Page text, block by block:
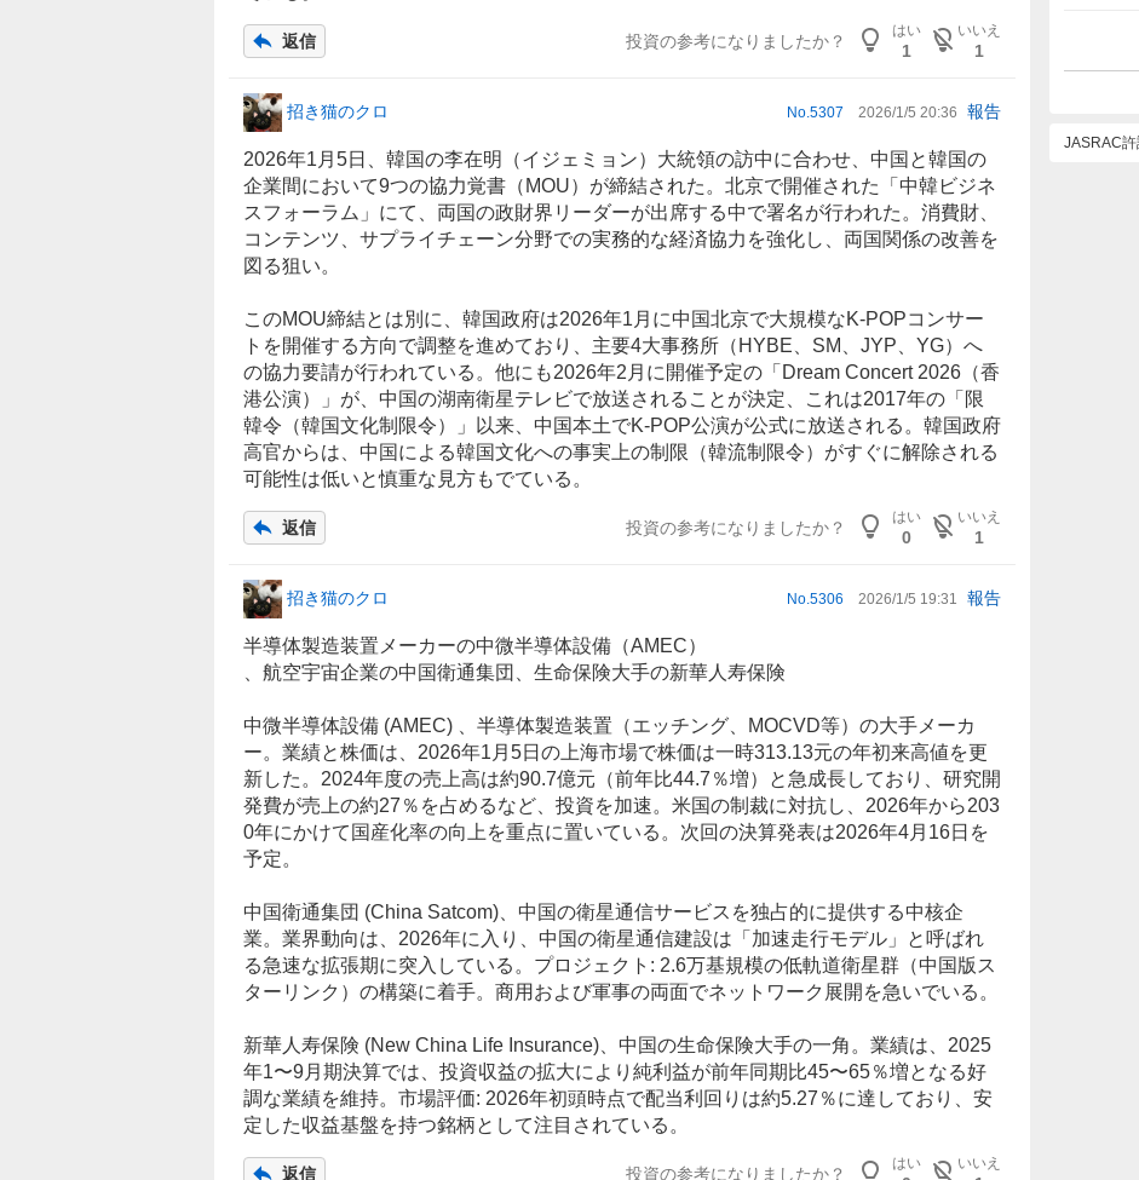
返信 投資の参考になりましたか？
はい
1
いいえ
1
招き猫のクロ No. 5307 2026/1/5 20:36 報告
2026年1月5日、 韓国の李在明（イジェミョン）大統領の訪中に合わせ、 中国 と韓国の
企業間において9つの協力覚書（MOU）が締結された。北京で開催された「中韓ビジネ
スフォーラム」にて、両国の政財界リーダーが出席する中で署名が行われた。消費財、
コンテンツ 、サプライチェーン分野での実務的な経済協力を強化し、両国関係の改善を
図る狙い。
このMOU締結とは別に、韓国政府は2026年1月に中国北京で大規模なK-POPコンサー
トを開催する方向で調整を進めており、主要4大事務所（HYBE、SM、JYP、YG）へ
の協力要請が行われている。他にも2026年2月に開催予定の「Dream Concert 2026（香
港公演）」が、中国の湖南衛星テレビで放送されることが決定、これは2017年の「限
韓令（韓国文化制限令）」以来、中国本土でK-POP公演が公式に放送される。韓国政府
高官からは、中国による韓国文化への事実上の制限（韓流制限令）がすぐに解除される
可能性は低いと慎重な見方もでている。
返信 投資の参考になりましたか？
はい
0
いいえ
1
招き猫のクロ No. 5306 2026/1/5 19:31 報告
半導体製造装置 メーカーの中微半導体設備（AMEC）
、航空宇宙企業の中国衛通集団、 生命保険大手の新華人寿保険
中微半導体設備 (AMEC) 、半導体製造装置（エッチング、MOCVD等）の大手メーカ
ー。業績と株価は、2026年1月5日の上海市場で株価は一時313.13元の年初来高値を更
新した。2024年度の売上高は約90.7億元（前年比44.7％増）と急成長しており、研究開
発費が売上の約27％を占めるなど、投資を加速。米国の制裁に対抗し、2026年から203
0年にかけて国産化率の向上を重点に置いている。次回の決算発表は2026年4月16日を
予定。
中国衛通集団 (China Satcom)、 中国の衛星通信サービスを独占的に提供する中核企
業。業界動向は、2026年に入り、中国の衛星通信建設は「加速走行モデル」と呼ばれ
る急速な拡張期に突入している。プロジェクト: 2.6万基規模の低軌道衛星群（中国版ス
ターリンク）の構築に着手。商用および軍事の両面でネットワーク展開を急いでいる。
新華人寿保険 (New China Life Insurance)、中国の生命保険大手の一角。業績は、2025
年1〜9月期決算では、投資収益の拡大により純利益が前年同期比45〜65％増となる好
調な業績を維持。市場評価: 2026年初頭時点で配当利回りは約5.27％に達しており、安
定した収益基盤を持つ銘柄として注目されている。
返信 投資の参考になりましたか？
はい いいえ
JASRAC